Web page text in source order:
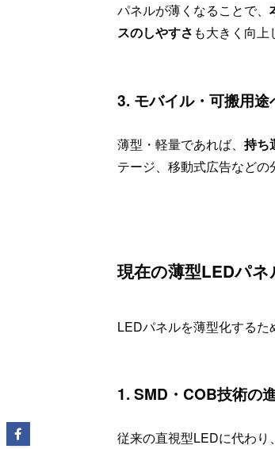
パネルが薄くなることで、
スのしやすさ も大きく向上
3. モバイル・可搬用途
薄型・軽量であれば、 持ち
テージ、移動式広告などの
現在の薄型LEDパ
LEDパネルを薄型化するた
1. SMD・COB技術の
従来の直視型LEDに代わり、